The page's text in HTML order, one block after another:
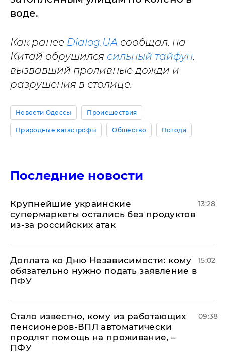
воде.
Как ранее Dialog.UA сообщал, на
Китай обрушился сильный тайфун,
вызвавший проливные дожди и
разрушения в столице.
Новости Одессы Происшествия
Природные катастрофы Общество Погода
Последние новости
Крупнейшие украинские
супермаркеты остались без продуктов
из-за российских атак
13:28
Доплата ко Дню Независимости: кому
обязательно нужно подать заявление в
ПФУ
15:02
Стало известно, кому из работающих
пенсионеров-ВПЛ автоматически
продлят помощь на проживание, –
ПФУ
09:38